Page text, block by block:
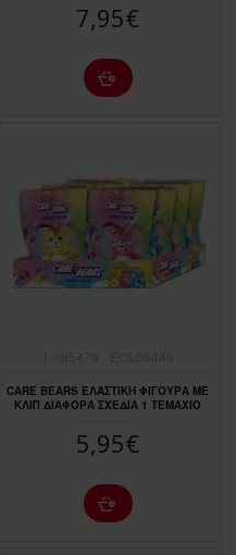
7,95€
CARE BEARS ΕΛΑΣΤΙΚΗ ΦΙΓΟΥΡΑ ΜΕ
ΚΛΙΠ ΔΙΑΦΟΡΑ ΣΧΕΔΙΑ 1 ΤΕΜΑΧΙΟ
5,95€